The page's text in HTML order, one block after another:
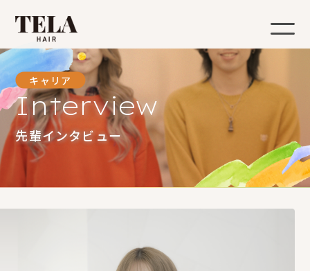
キャリア
Interview
先輩インタビュー